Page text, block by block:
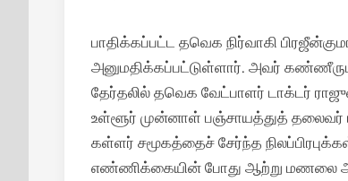
பாதிக்கப்பட்ட தவெக நிர்வாகி
அனுமதிக்கப்பட்டுள்ளார். அவர்
தேர்தலில் தவெக வேட்பாளர் டாக்டர்
உள்ளூர் முன்னாள் பஞ்சாயத்துத்
கள்ளர் சமூகத்தைச் சேர்ந்த
எண்ணிக்கையின் போது ஆற்று மணலை